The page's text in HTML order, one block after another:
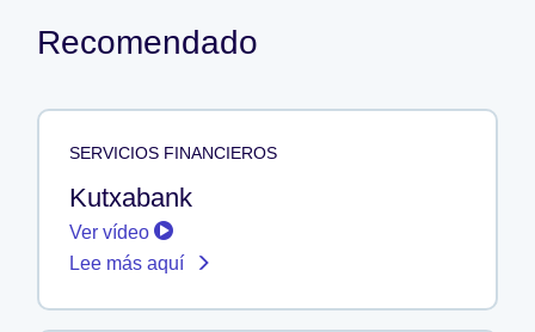
Recomendado
SERVICIOS FINANCIEROS
Kutxabank
Ver vídeo
Lee más aquí